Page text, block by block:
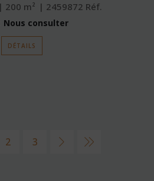
200 m² 2459872 Réf.
Nous consulter
DÉTAILS
2 3